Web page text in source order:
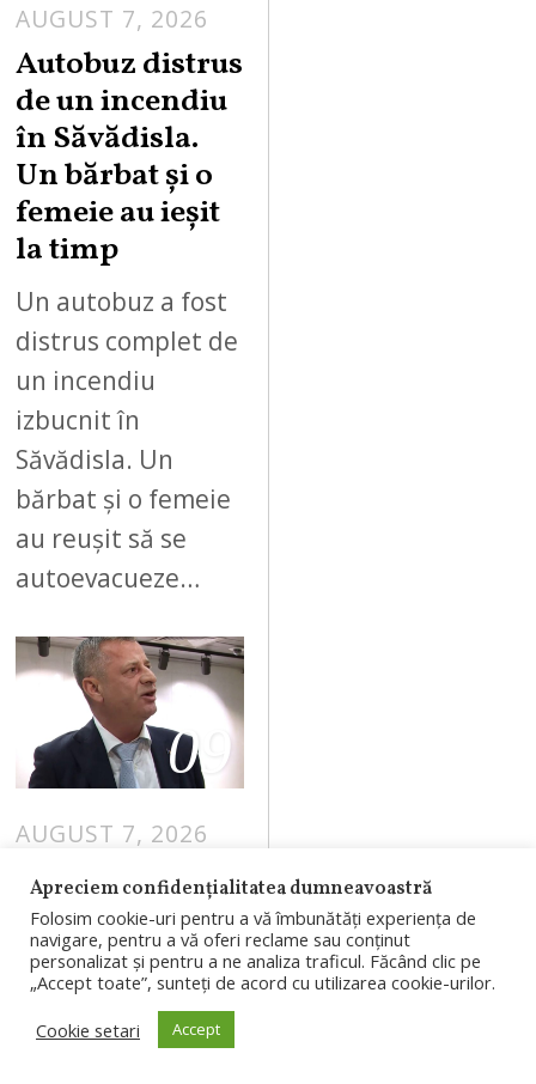
AUGUST 7, 2026
Autobuz distrus
de un incendiu
în Săvădisla.
Un bărbat și o
femeie au ieșit
la timp
Un autobuz a fost
distrus complet de
un incendiu
izbucnit în
Săvădisla. Un
bărbat și o femeie
au reușit să se
autoevacueze…
09
AUGUST 7, 2026
Ioan Varga ia în
calcul să plece
de la CFR Cluj
și să
investească la
Apreciem confidențialitatea dumneavoastră
Folosim cookie-uri pentru a vă îmbunătăți experiența de
navigare, pentru a vă oferi reclame sau conținut
personalizat și pentru a ne analiza traficul. Făcând clic pe
„Accept toate”, sunteți de acord cu utilizarea cookie-urilor.
Cookie setari
Accept